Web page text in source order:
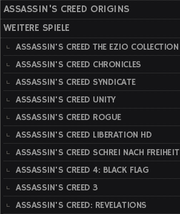
ASSASSIN'S CREED ORIGINS
WEITERE SPIELE
ASSASSIN'S CREED THE EZIO COLLECTION
ASSASSIN'S CREED CHRONICLES
ASSASSIN'S CREED SYNDICATE
ASSASSIN'S CREED UNITY
ASSASSIN'S CREED ROGUE
ASSASSIN'S CREED LIBERATION HD
ASSASSIN'S CREED SCHREI NACH FREIHEIT
ASSASSIN'S CREED 4: BLACK FLAG
ASSASSIN'S CREED 3
ASSASSIN'S CREED: REVELATIONS